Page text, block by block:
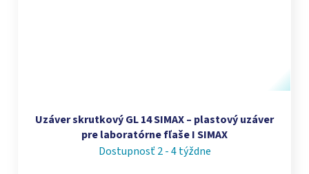
Uzáver skrutkový GL 14 SIMAX – plastový uzáver
pre laboratórne fľaše I SIMAX
Dostupnosť 2 - 4 týždne